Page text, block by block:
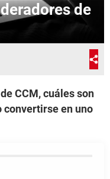
de
CCM, cuáles son
convertirse en uno